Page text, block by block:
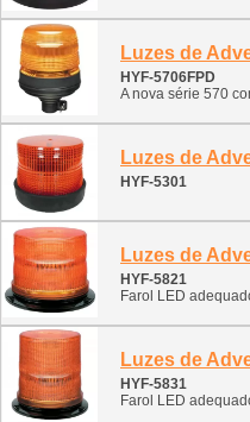
HYF-5706FPD
A nova série 570 com aprovação E1 ECE R65, farol LED adequado para um
HYF-5301
HYF-5821
Farol LED adequado para um grande número de veículos, desde
HYF-5831
Farol LED adequado para um grande número de veículos, desde